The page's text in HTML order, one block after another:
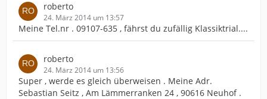
roberto
24. März 2014 um 13:57
Meine Tel.nr . 09107-635 , fährst du zufällig Klassiktrial....
roberto
24. März 2014 um 13:56
Super , werde es gleich überweisen . Meine Adr.
Sebastian Seitz , Am Lämmerranken 24 , 90616 Neuhof .